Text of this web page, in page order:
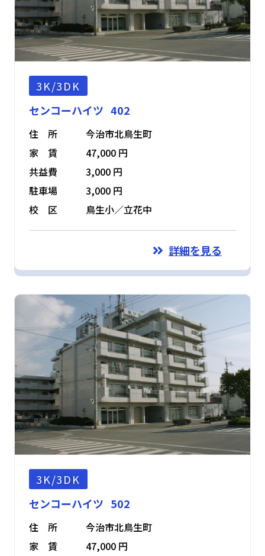
3K/3DK
センコーハイツ 402
住 所
今治市北鳥生町
家 賃
47,000 円
共益費
3,000 円
駐車場
3,000 円
校 区
鳥生小／立花中
詳細を見る
3K/3DK
センコーハイツ 502
住 所
今治市北鳥生町
家 賃
47,000 円